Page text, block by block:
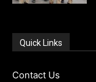
Quick Links
Contact Us